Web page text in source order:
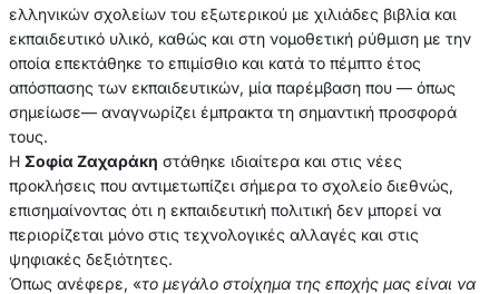
ελληνικών σχολείων του εξωτερικού με χιλιάδες βιβλία και
εκπαιδευτικό υλικό, καθώς και στη νομοθετική ρύθμιση με την
οποία επεκτάθηκε το επιμίσθιο και κατά το πέμπτο έτος
απόσπασης των εκπαιδευτικών, μία παρέμβαση που — όπως
σημείωσε— αναγνωρίζει έμπρακτα τη σημαντική προσφορά
τους.
Η Σοφία Ζαχαράκη στάθηκε ιδιαίτερα και στις νέες
προκλήσεις που αντιμετωπίζει σήμερα το σχολείο διεθνώς,
επισημαίνοντας ότι η εκπαιδευτική πολιτική δεν μπορεί να
περιορίζεται μόνο στις τεχνολογικές αλλαγές και στις
ψηφιακές δεξιότητες.
Όπως ανέφερε, «το μεγάλο στοίχημα της εποχής μας είναι να